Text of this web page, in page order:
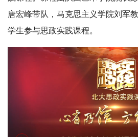
唐宏峰带队，马克思主义学院刘军
学生参与思政实践课程。